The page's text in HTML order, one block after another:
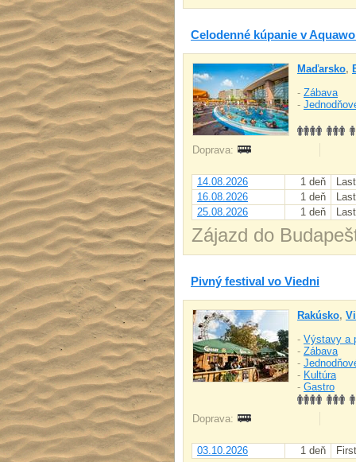
Celodenné kúpanie v
Maďarsko,
- Zábava
-
Doprava:
14.08.2026 1 deň
16.08.2026
1 deň
25.08.2026
1 deň
Zájazd do
Pivný festival vo Viedni
Rakúsko,
- Výstavy a
- Zábava
-
- Kultúra
- Gastro
Doprava:
03.10.2026 1 deň